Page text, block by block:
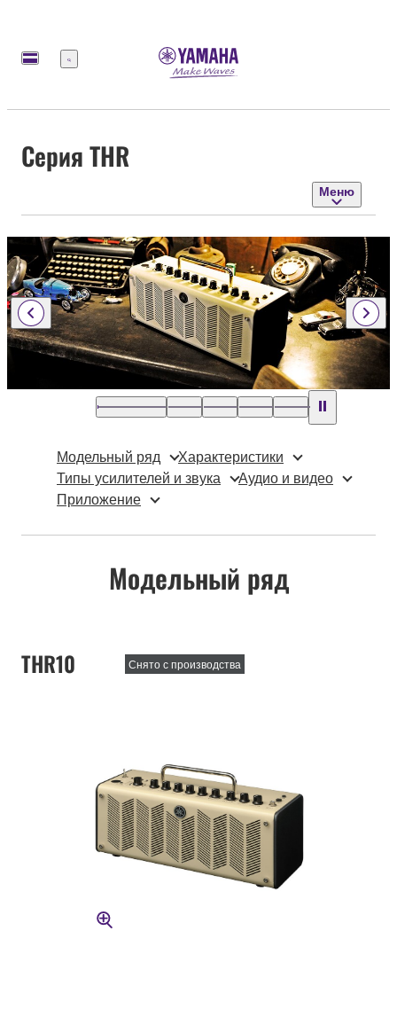
Меню
Серия THR
Меню
Модельный ряд
Характеристики
Типы усилителей и звука
Аудио и видео
Приложение
Модельный ряд
THR10 Снято с производства